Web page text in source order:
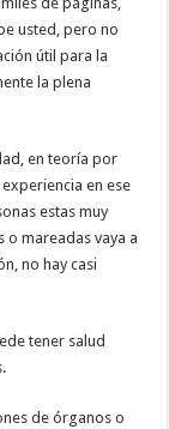
usted, pero no
útil para la
la plena
en teoría por
en ese
estas muy
o mareadas vaya a
no hay casi
tener salud
de órganos o